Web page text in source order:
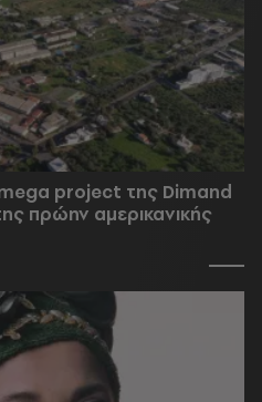
project της Dimand
πρώην αμερικανικής